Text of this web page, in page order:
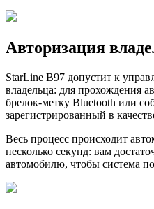
Авторизация
StarLine B97 допустит к
владельца: для прохождения
брелок-метку Bluetooth или
зарегистрированный в
Весь процесс происходит
несколько секунд: вам
автомобилю, чтобы система